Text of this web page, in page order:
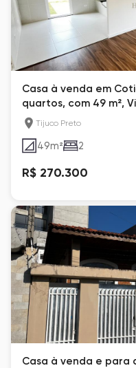
Casa à venda em
quartos, com 49 m²,
Tijuco Preto
49m² 2
R$ 270.300
Casa à venda e para